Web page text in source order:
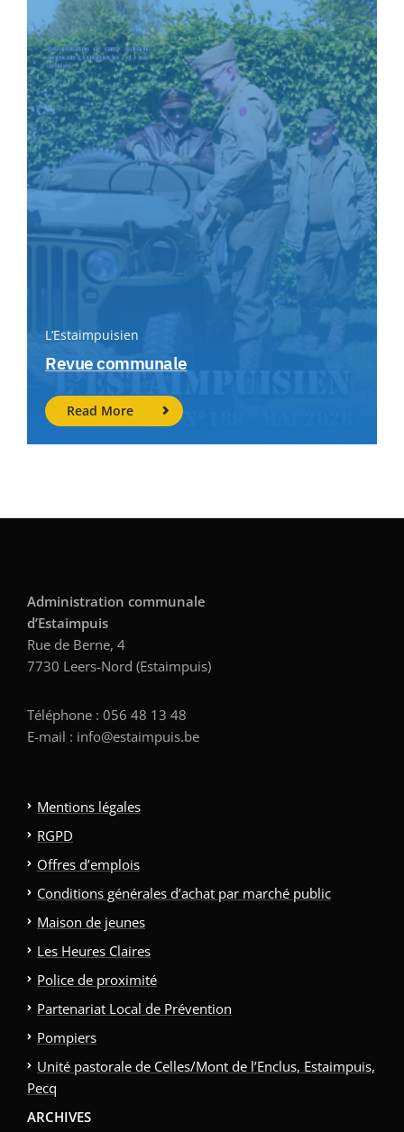
L’Estaimpuisien
Revue communale
Read More
Administration communale
d’Estaimpuis
Rue de Berne, 4
7730 Leers-Nord (Estaimpuis)
Téléphone : 056 48 13 48
E-mail : info@estaimpuis.be
Mentions légales
RGPD
Offres d’emplois
Conditions générales d’achat par marché public
Maison de jeunes
Les Heures Claires
Police de proximité
Partenariat Local de Prévention
Pompiers
Unité pastorale de Celles/Mont de l’Enclus, Estaimpuis,
Pecq
ARCHIVES